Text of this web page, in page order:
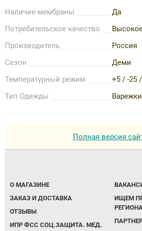
Наличие мембраны
Да
Потребительское качество
Производитель
Россия
Сезон
Деми
Температурный режим
+5 / -25
Тип Одежды
Варежки
Полная версия
О МАГАЗИНЕ
ЗАКАЗ И ДОСТАВКА
ОТЗЫВЫ
ИПР ФСС СОЦ.ЗАЩИТА. МЕД.
ИЩЕМ